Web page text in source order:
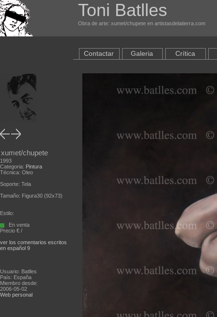
Toni Batlles
Obra de arte: xumet/chupete en artistasdelatierra.com
xumet/chupete
1993
Categoria: Pintura
Técnica: Oleo
Soporte: Tela
Tamaño: Figura30 (92x73)
Estilo:
En venta
Precio € /
ver los comentarios escritos
en español 9
Usuario: Batlles
País: España
Miembro desde:
2006-05-02
Web personal
Contactar Galeria Crítica